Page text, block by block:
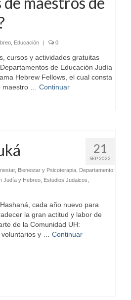
, Educación | 0
cursos y actividades gratuitas
de Educación Judía
Hebrew Fellows, el cual consta
maestro … Continuar
21
SEP 2022
, Bienestar y Psicoterapia, Departamento
Judía y Hebreo, Estudios Judaicos
cada año nuevo para
la gran actitud y labor de
de la Comunidad UH:
y … Continuar